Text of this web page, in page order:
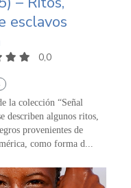
esclavos
0,0
la colección “Señal
describen algunos ritos,
provenientes de
como forma d...